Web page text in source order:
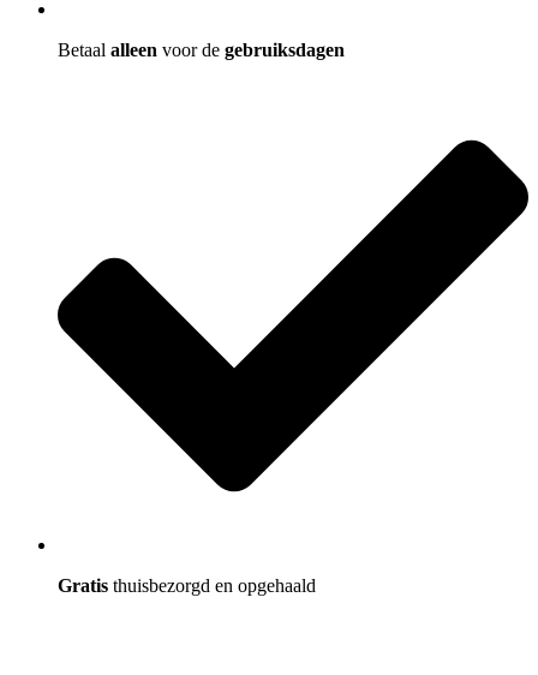
Betaal alleen voor de gebruiksdagen
Gratis thuisbezorgd en opgehaald